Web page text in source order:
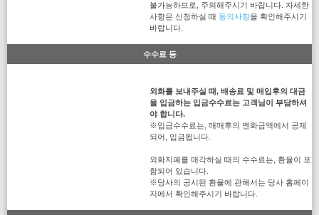
불가능하므로, 주의해주시기 바랍니다. 자세한
사항은 신청하실 때 동의사항을 확인해주시기
바랍니다.
수수료 등
외화를 보내주실 때, 배송료 및 매입후의 대금
을 입금하는 입금수수료는 고객님이 부담하셔
야 합니다.
※입금수수료는, 매매후의 엔화금액에서 공제
되어, 입금됩니다.
외화지폐를 매각하실 때의 수수료는, 환율이 포
함되어 있습니다.
※당사의 공시된 환율에 관해서는 당사 홈페이
지에서 확인해주시기 바랍니다.